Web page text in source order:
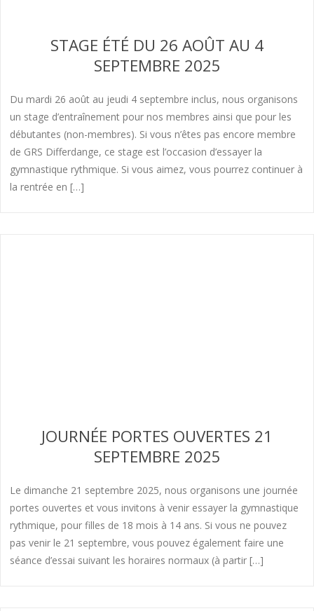
STAGE ÉTÉ DU 26 AOÛT AU 4
SEPTEMBRE 2025
Du mardi 26 août au jeudi 4 septembre inclus, nous organisons
un stage d’entraînement pour nos membres ainsi que pour les
débutantes (non-membres). Si vous n’êtes pas encore membre
de GRS Differdange, ce stage est l’occasion d’essayer la
gymnastique rythmique. Si vous aimez, vous pourrez continuer à
la rentrée en […]
JOURNÉE PORTES OUVERTES 21
SEPTEMBRE 2025
Le dimanche 21 septembre 2025, nous organisons une journée
portes ouvertes et vous invitons à venir essayer la gymnastique
rythmique, pour filles de 18 mois à 14 ans. Si vous ne pouvez
pas venir le 21 septembre, vous pouvez également faire une
séance d’essai suivant les horaires normaux (à partir […]